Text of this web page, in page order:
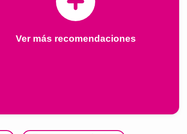
Ver más recomendaciones